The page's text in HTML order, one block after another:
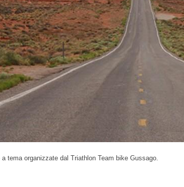
tema organizzate dal Triathlon Team bike Gussago.